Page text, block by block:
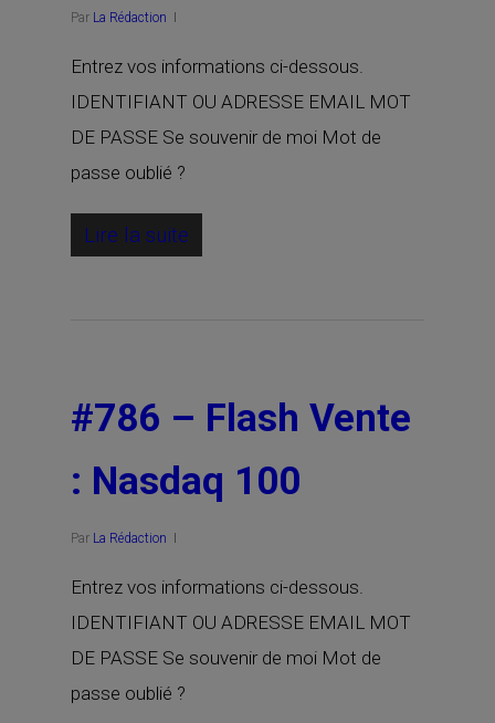
Par La Rédaction
Entrez vos informations ci-dessous.
IDENTIFIANT OU ADRESSE EMAIL MOT
DE PASSE Se souvenir de moi Mot de
passe oublié ?
Lire la suite
#786 – Flash Vente
: Nasdaq 100
Par La Rédaction
Entrez vos informations ci-dessous.
IDENTIFIANT OU ADRESSE EMAIL MOT
DE PASSE Se souvenir de moi Mot de
passe oublié ?